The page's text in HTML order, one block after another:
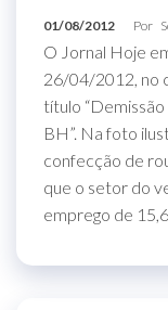
01/08/2012 Por
O Jornal Hoje
26/04/2012, no
título
BH”. Na foto
confecção de
que o setor do
emprego de